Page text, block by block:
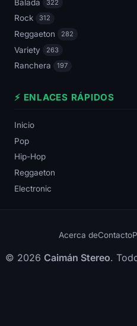
Balada 322
Rock 312
Reggaeton 282
Variety 263
Ranchera 197
⚡ ENLACES RÁPIDOS
Inicio
Pop
Hip-Hop
Reggaeton
Electronic
Acerca deContacto
© 2026 Caimán Stereo.